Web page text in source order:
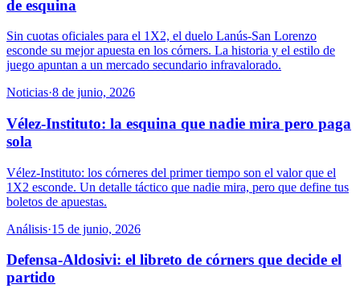
de esquina
Sin cuotas oficiales para el 1X2, el duelo Lanús-San Lorenzo
esconde su mejor apuesta en los córners. La historia y el estilo de
juego apuntan a un mercado secundario infravalorado.
Noticias·8 de junio, 2026
Vélez-Instituto: la esquina que nadie mira pero paga
sola
Vélez-Instituto: los córneres del primer tiempo son el valor que el
1X2 esconde. Un detalle táctico que nadie mira, pero que define tus
boletos de apuestas.
Análisis·15 de junio, 2026
Defensa-Aldosivi: el libreto de córners que decide el
partido